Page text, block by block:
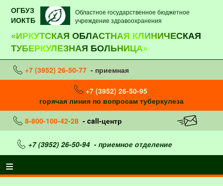
ОГБУЗ
ИОКТБ
Областное государственное бюджетное
учреждение здравоохранения
«ИРКУТСКАЯ ОБЛАСТНАЯ КЛИНИЧЕСКАЯ
ТУБЕРКУЛЕЗНАЯ БОЛЬНИЦА»
+7 (3952) 26-50-77 - приемная
+7 (3952) 26-50-95
горячая линия по вопросам туберкулеза
8-800-100-42-28 - call-центр
+7 (3952) 26-50-94- приемное отделение